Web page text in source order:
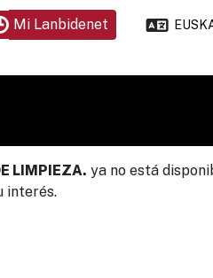
Mi Lanbidenet
LIMPIEZA. ya no está
interés.